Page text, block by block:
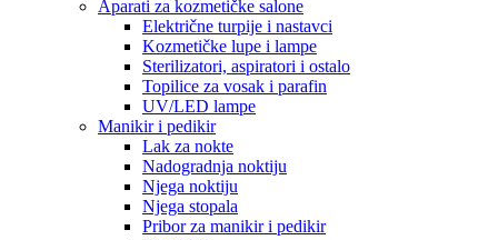
Aparati za kozmetičke salone
Električne turpije i nastavci
Kozmetičke lupe i lampe
Sterilizatori, aspiratori i ostalo
Topilice za vosak i parafin
UV/LED lampe
Manikir i pedikir
Lak za nokte
Nadogradnja noktiju
Njega noktiju
Njega stopala
Pribor za manikir i pedikir